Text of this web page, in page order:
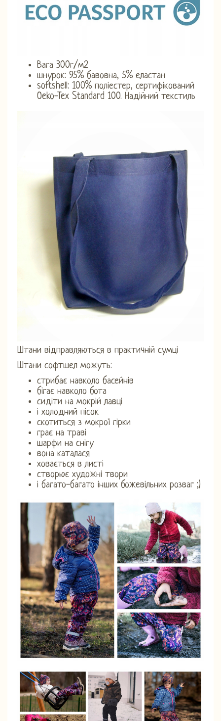
Вага 300г/м2
шнурок: 95% бавовна, 5% еластан
softshell: 100% поліестер, сертифікований
Oeko-Tex Standard 100. Надійний текстиль
Штани відправляються в практичній сумці
Штани софтшел можуть:
стрибає навколо басейнів
бігає навколо бота
сидіти на мокрій лавці
і холодний пісок
скотиться з мокрої гірки
грає на траві
шарфи на снігу
вона каталася
ховається в листі
створює художні твори
і багато-багато інших божевільних розваг ;)